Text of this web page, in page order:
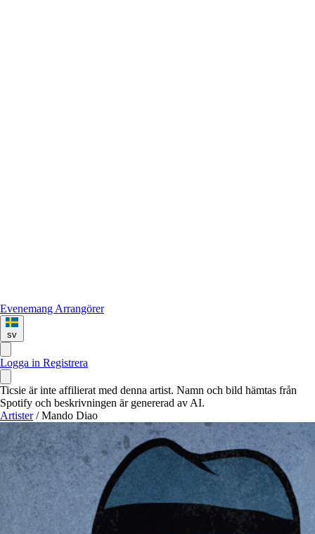
Evenemang Arrangörer
sv
Logga in Registrera
Ticsie är inte affilierat med denna artist. Namn och bild hämtas från
Spotify och beskrivningen är genererad av AI.
Artister / Mando Diao